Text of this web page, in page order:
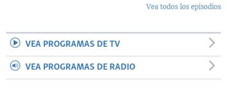
Vea todos los episodios
VEA PROGRAMAS DE TV
VEA PROGRAMAS DE RADIO